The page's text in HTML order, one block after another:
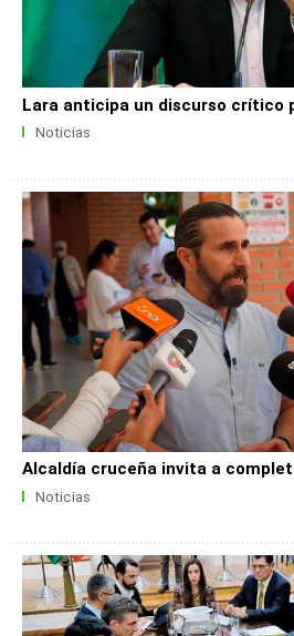
Lara anticipa un discurso crítico
Noticias
Alcaldía cruceña invita a
Noticias